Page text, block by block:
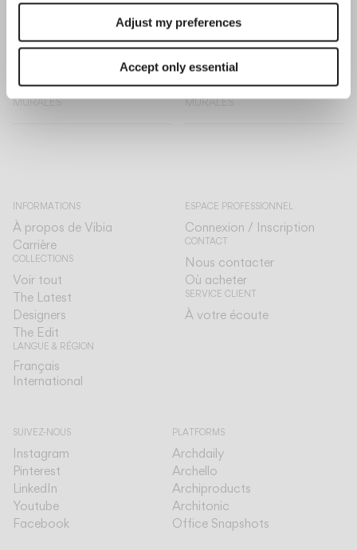
Adjust my preferences
Accept only essential
MURALES MURALES
MURALES
Alpha
MURALES
INFORMATIONS
À propos de Vibia
Carrière
COLLECTIONS
Voir tout
The Latest
Designers
The Edit
LANGUE & RÉGION
Français
International
ESPACE PROFESSIONNEL
Connexion / Inscription
CONTACT
Nous contacter
Où acheter
SERVICE CLIENT
À votre écoute
SUIVEZ-NOUS
Instagram
Pinterest
LinkedIn
Youtube
Facebook
PLATFORMS
Archdaily
Archello
Archiproducts
Architonic
Office Snapshots